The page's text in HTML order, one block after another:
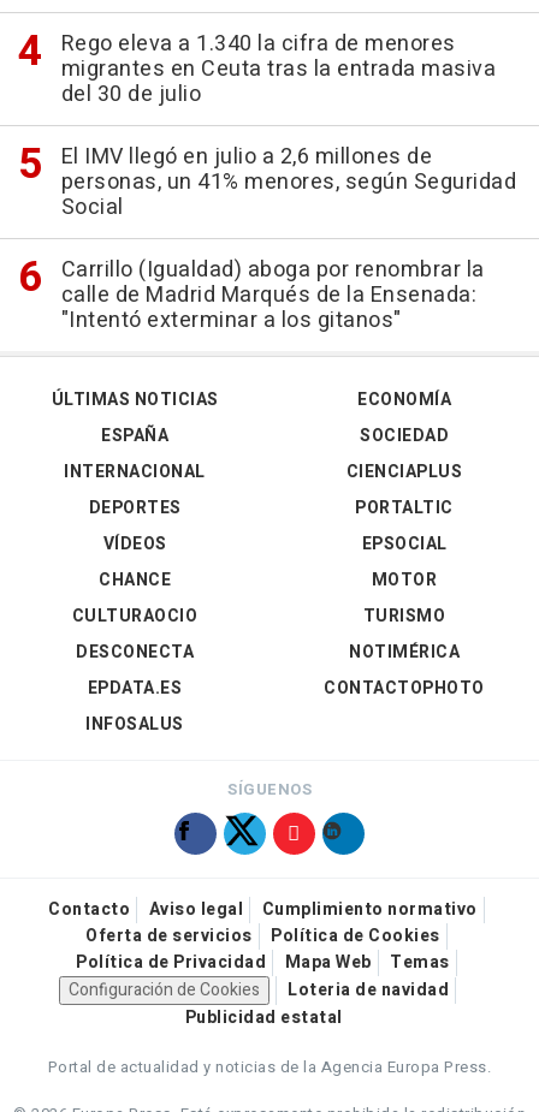
Rego eleva a 1.340 la cifra de menores
migrantes en Ceuta tras la entrada masiva
del 30 de julio
El IMV llegó en julio a 2,6 millones de
personas, un 41% menores, según Seguridad
Social
Carrillo (Igualdad) aboga por renombrar la
calle de Madrid Marqués de la Ensenada:
"Intentó exterminar a los gitanos"
ÚLTIMAS NOTICIAS
ESPAÑA
INTERNACIONAL
DEPORTES
VÍDEOS
ECONOMÍA
SOCIEDAD
CIENCIAPLUS
PORTALTIC
EPSOCIAL
CHANCE
CULTURAOCIO
DESCONECTA
EPDATA.ES
INFOSALUS
MOTOR
TURISMO
NOTIMÉRICA
CONTACTOPHOTO
SÍGUENOS
Contacto Aviso legal
Cumplimiento normativo
Oferta de servicios
Política de Cookies
Política de Privacidad
Mapa Web
Temas
Configuración de Cookies
Loteria de navidad
Publicidad estatal
Portal de actualidad y noticias de la Agencia Europa Press.